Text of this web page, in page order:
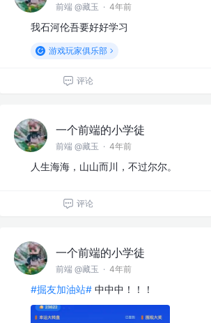
前端 @藏玉 · 4年前
我石河伦吾要好好学习
游戏玩家俱乐部
评论
一个前端的小学徒
前端 @藏玉 · 4年前
人生海海，山山而川，不过尔尔。
评论
一个前端的小学徒
前端 @藏玉 · 4年前
#掘友加油站# 中中中！！！